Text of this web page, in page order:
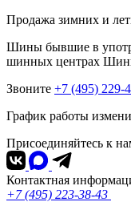
Продажа зимних и
Шины бывшие в
шинных центрах
Звоните +7 (495) 229-
График работы
Присоединяйтесь к
Контактная
+7 (495) 223-38-43